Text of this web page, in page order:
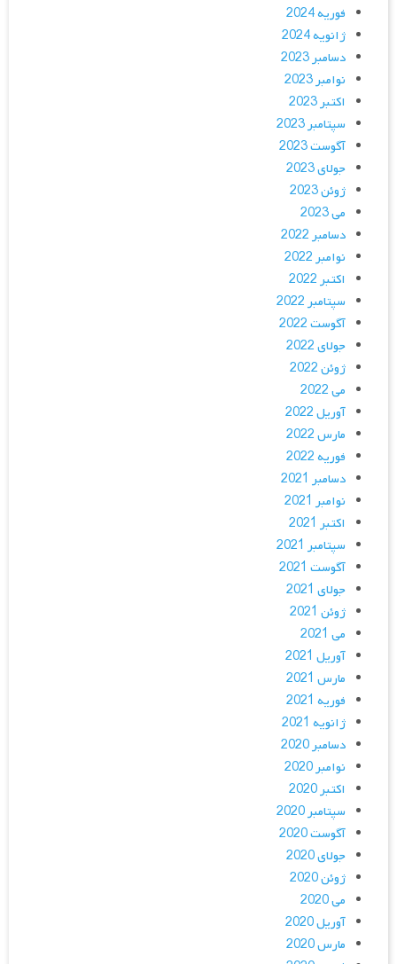
فوریه 2024
ژانویه 2024
دسامبر 2023
نوامبر 2023
اکتبر 2023
سپتامبر 2023
آگوست 2023
جولای 2023
ژوئن 2023
می 2023
دسامبر 2022
نوامبر 2022
اکتبر 2022
سپتامبر 2022
آگوست 2022
جولای 2022
ژوئن 2022
می 2022
آوریل 2022
مارس 2022
فوریه 2022
دسامبر 2021
نوامبر 2021
اکتبر 2021
سپتامبر 2021
آگوست 2021
جولای 2021
ژوئن 2021
می 2021
آوریل 2021
مارس 2021
فوریه 2021
ژانویه 2021
دسامبر 2020
نوامبر 2020
اکتبر 2020
سپتامبر 2020
آگوست 2020
جولای 2020
ژوئن 2020
می 2020
آوریل 2020
مارس 2020